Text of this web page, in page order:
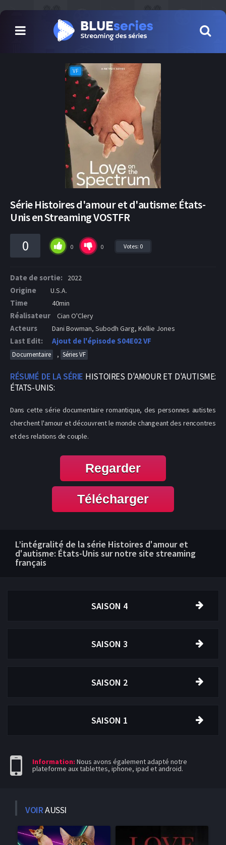
VF
Série Histoires d'amour et d'autisme: États-
Unis en Streaming VOSTFR
0 0 0 Votes: 0
Date de sortie: 2022
Origine U.S.A.
Time 40min
Réalisateur Cian O'Clery
Acteurs Dani Bowman, Subodh Garg, Kellie Jones
Last Edit: Ajout de l'épisode S04E02 VF
Documentaire , Séries VF
RÉSUMÉ DE LA SÉRIE HISTOIRES D'AMOUR ET D'AUTISME:
ÉTATS-UNIS:
Dans cette série documentaire romantique, des personnes autistes
cherchent l'amour et découvrent le monde changeant des rencontres
et des relations de couple.
Regarder
Télécharger
L’intégralité de la série Histoires d'amour et
d'autisme: États-Unis sur notre site streaming
français
SAISON 4
SAISON 3
SAISON 2
SAISON 1
Information: Nous avons également adapté notre
plateforme aux tablettes, iphone, ipad et android.
VOIRAUSSI